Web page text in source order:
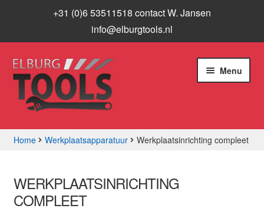
+31 (0)6 53511518 contact W. Jansen
info@elburgtools.nl
Ga
door
naar
navigatie
Ga
naar
inhoud
Menu
Aanbiedingen
Home Werkplaatsapparatuur Werkplaatsinrichting compleet
WERKPLAATSINRICHTING
COMPLEET